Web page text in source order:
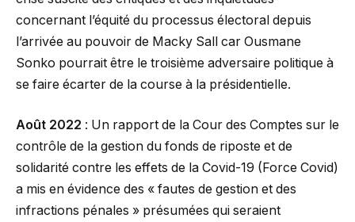
concernant l’équité du processus électoral depuis
l’arrivée au pouvoir de Macky Sall car Ousmane
Sonko pourrait être le troisième adversaire politique à
se faire écarter de la course à la présidentielle.
Août 2022 : Un rapport de la Cour des Comptes sur le
contrôle de la gestion du fonds de riposte et de
solidarité contre les effets de la Covid-19 (Force Covid)
a mis en évidence des « fautes de gestion et des
infractions pénales » présumées qui seraient